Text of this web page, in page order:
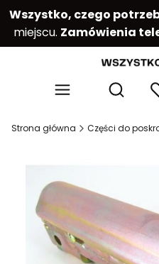
Wszystko, czego
miejscu. Zamówienia
Otwórz
Strona główna Części do